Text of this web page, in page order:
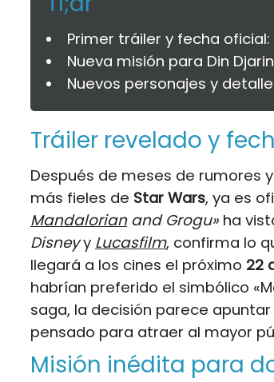
Primer tráiler y fecha
Nueva misión para Din
Nuevos personajes y
Tráiler revelado y
Después de meses de rumores
más fieles de Star Wars, ya es
Mandalorianand Grogu» ha
Disneyy Lucasfilm, confirma lo
llegará a los cines el próximo 22
habrían preferido el simbólico
saga, la decisión parece
pensado para atraer al mayor
Misión inédita para